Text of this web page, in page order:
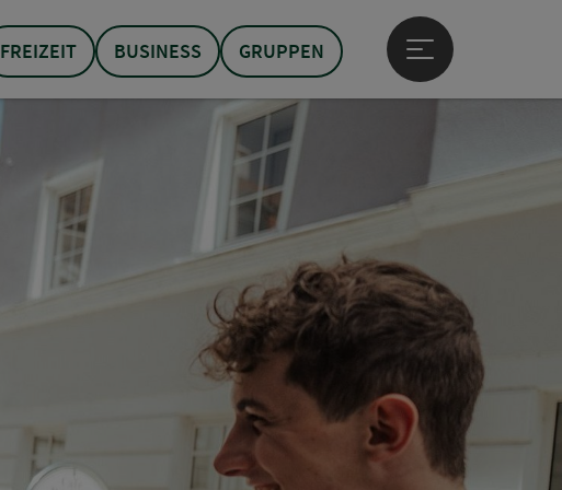
FREIZEIT BUSINESS GRUPPEN
Hauptmenü öffnen